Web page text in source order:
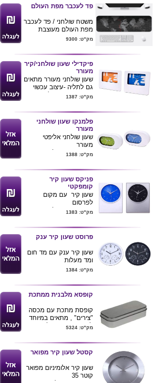
פד לעכבר מפת העולם
משטח שולחני / פד לעכבר
מפת העולם מעוצבת
ואיכותית
להדפיס לוגו הלקוח ע"ג
המוצרים .
מק"ט: 9300
פיקדילי שעון שולחני/קיר
מעורר
שעון שולחני מעורר מתאים
גם לתליה -עיצוב עכשוי
שטח פרסום גדול מגיע
כתום
כולל סוללה
גודל מוצר 20*18.5*3.5
מק"ט: 1387
פלמנקו שעון שולחני
מעורר
שעון שולחני אליפטי
מעורר
מגיע בצבעים לבן עם
כולל סוללה
גודל מוצר-21*12.5*4.5
מק"ט: 1388
פניקס שעון קיר
קומפקטי
שעון קיר עם מקום
לפרסום
מגיע בצבעים לבן עם
כולל סוללה
גודל מוצר-24.5*18*4.5
מק"ט: 1383
פרוסט שעון קיר ענק
שעון קיר ענק עם מד חום
ומד מעלות
קוטר 35 ס"מ
מק"ט: 1384
קופסא מלבנית ממתכת
קופסת מתכת עם מכסה
"צירים" , מתאים במיוחד
לאחסון ואריזה של שעוני יד
מידות : 12X5X3 ס"מ .
לחץ כאן לאריזות נוספות
מק"ט: 5324
קסטל שעון קיר מפואר
שעון קיר אלומיניום מפואר
קוטר 35